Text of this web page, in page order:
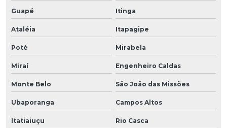
Guapé Itinga
Ataléia Itapagipe
Poté Mirabela
Miraí Engenheiro Caldas
Monte Belo São João das Missões
Ubaporanga Campos Altos
Itatiaiuçu Rio Casca